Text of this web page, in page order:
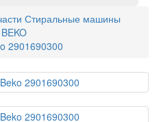
Стиральные машины
BEKO
2901690300